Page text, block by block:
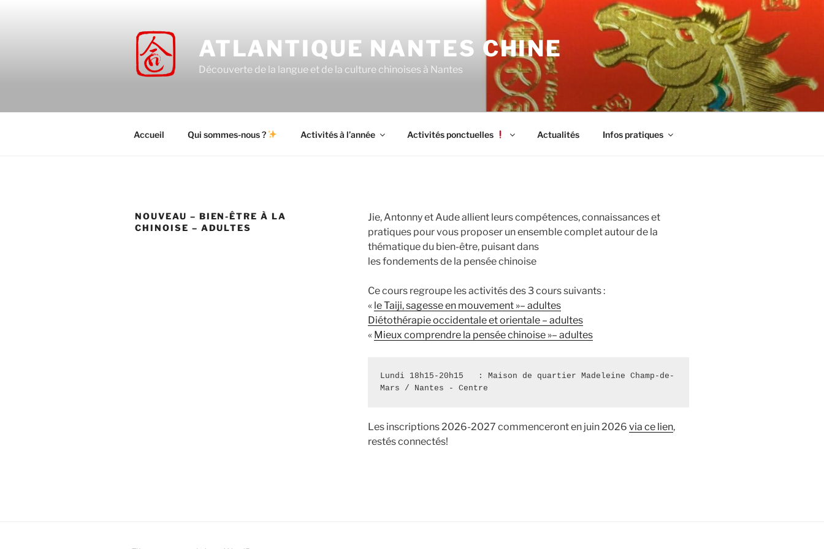
ATLANTIQUE NANTES CHINE
Découverte de la langue et de la culture chinoises à Nantes
Accueil Qui sommes-nous ? Activités à l’année Activités ponctuelles Actualités Infos pratiques
NOUVEAU – BIEN-ÊTRE À LA
CHINOISE – ADULTES
Jie, Antonny et Aude allient leurs compétences, connaissances et
pratiques pour vous proposer un ensemble complet autour de la
thématique du bien-être, puisant dans
les fondements de la pensée chinoise
Ce cours regroupe les activités des 3 cours suivants :
« le Taiji, sagesse en mouvement »– adultes
Diétothérapie occidentale et orientale – adultes
« Mieux comprendre la pensée chinoise »– adultes
Lundi 18h15-20h15   : Maison de quartier Madeleine Champ-de-
Mars / Nantes - Centre
Les inscriptions 2026-2027 commenceront en juin 2026 via ce lien,
restés connectés!